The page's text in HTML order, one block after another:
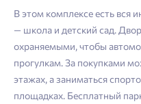
Телефон
В этом комплексе есть вся
— школа и детский сад.
охраняемыми, чтобы
прогулкам. За покупками
этажах, а заниматься
площадках. Бесплатный
Согласен на обработку
подтверждения.
Личный кабинет
Личный кабинет
Астрахань